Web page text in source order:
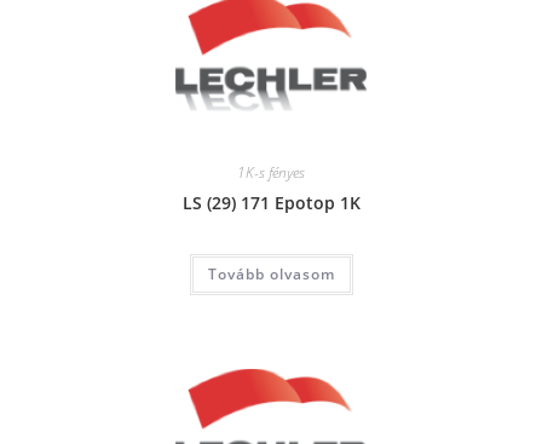
1K-s fényes
LS (29) 171 Epotop 1K
Tovább olvasom